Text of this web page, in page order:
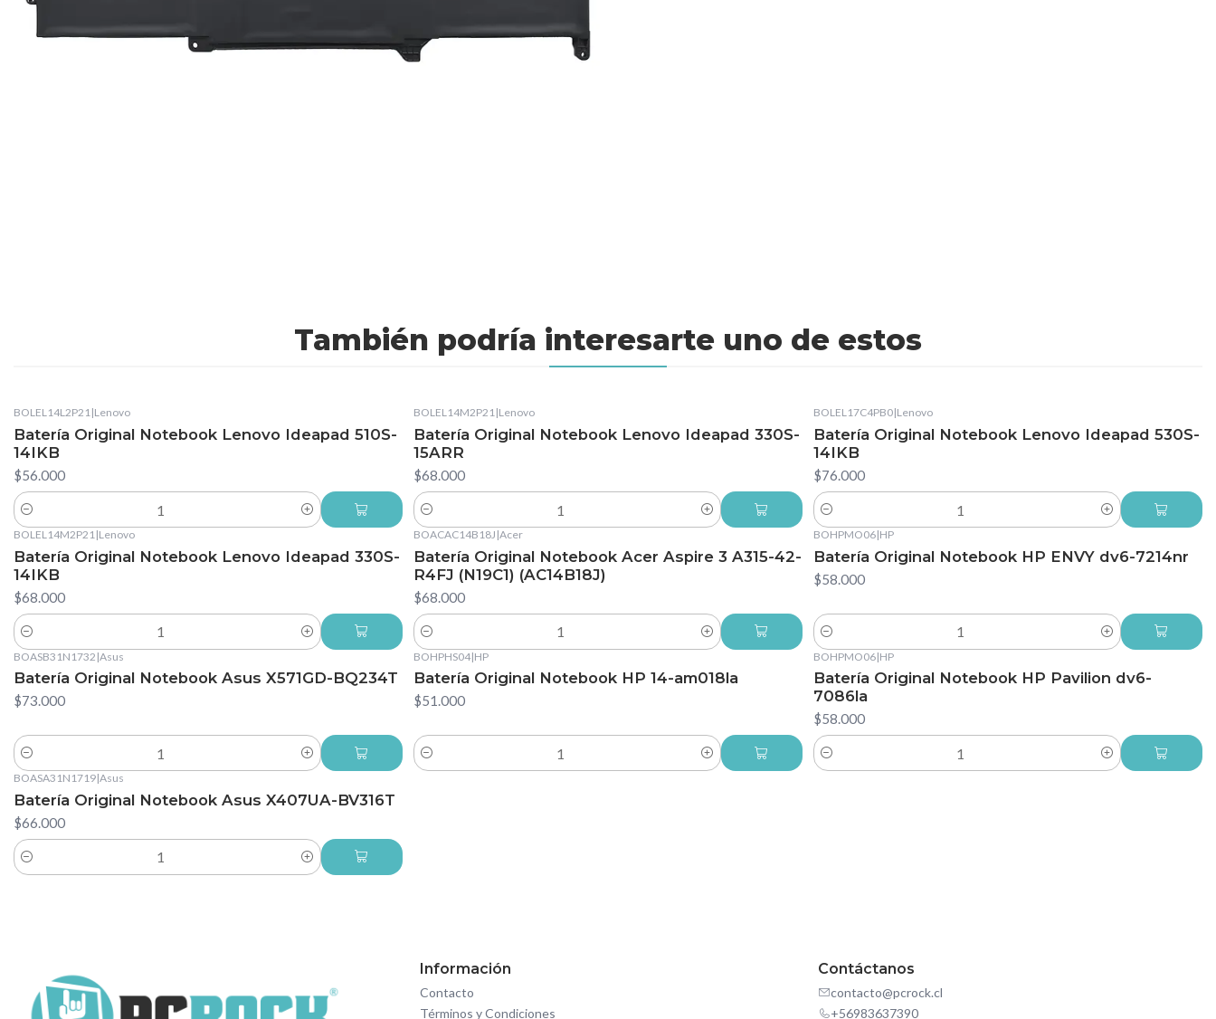
También podría interesarte uno de estos
BOLEL14L2P21|Lenovo
Batería Original Notebook Lenovo Ideapad 510S-
14IKB
$56.000
Cantidad
BOLEL14M2P21|Lenovo
Batería Original Notebook Lenovo Ideapad 330S-
15ARR
$68.000
Cantidad
BOLEL17C4PB0|Lenovo
Batería Original Notebook Lenovo Ideapad 530S-
14IKB
$76.000
Cantidad
BOLEL14M2P21|Lenovo
Batería Original Notebook Lenovo Ideapad 330S-
14IKB
$68.000
Cantidad
BOACAC14B18J |Acer
Batería Original Notebook Acer Aspire 3 A315-42-
R4FJ (N19C1) (AC14B18J)
$68.000
Cantidad
BOHPMO06|HP
Batería Original Notebook HP ENVY dv6-7214nr
$58.000
Cantidad
BOASB31N1732 |Asus
Batería Original Notebook Asus X571GD-BQ234T
$73.000
Cantidad
BOHPHS04|HP
Batería Original Notebook HP 14-am018la
$51.000
Cantidad
BOHPMO06|HP
Batería Original Notebook HP Pavilion dv6-
7086la
$58.000
Cantidad
BOASA31N1719|Asus
Batería Original Notebook Asus X407UA-BV316T
$66.000
Cantidad
Información
Contacto
Términos y Condiciones
Contáctanos
contacto@pcrock.cl
+56983637390